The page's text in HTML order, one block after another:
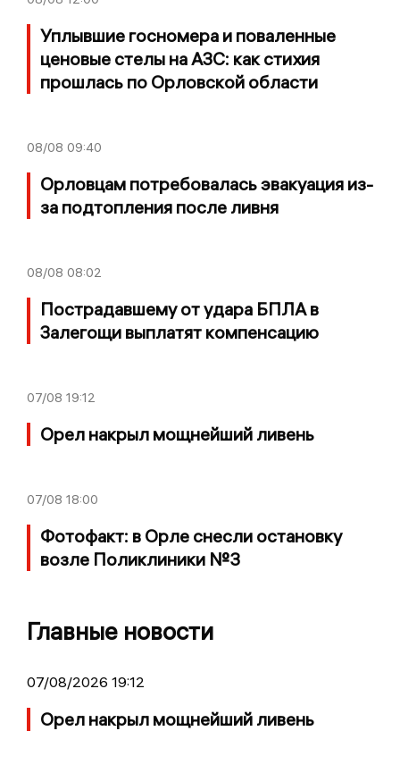
Уплывшие госномера и поваленные
ценовые стелы на АЗС: как стихия
прошлась по Орловской области
08/08 09:40
Орловцам потребовалась эвакуация из-
за подтопления после ливня
08/08 08:02
Пострадавшему от удара БПЛА в
Залегощи выплатят компенсацию
07/08 19:12
Орел накрыл мощнейший ливень
07/08 18:00
Фотофакт: в Орле снесли остановку
возле Поликлиники №3
Главные новости
07/08/2026 19:12
Орел накрыл мощнейший ливень